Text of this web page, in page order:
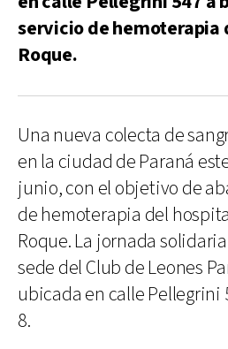
servicio de hemoterapia
Roque.
Una nueva colecta de
en la ciudad de Paraná
junio, con el objetivo de
de hemoterapia del
Roque. La jornada
sede del Club de Leones
ubicada en calle Pellegrini
8.